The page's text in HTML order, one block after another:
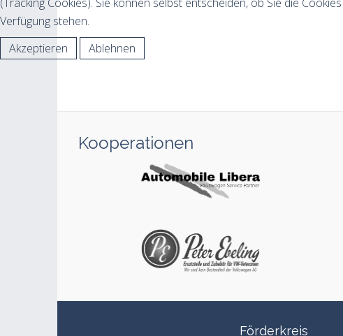
Kooperationen
Förderkreis
Verfügung stehen.
Akzeptieren
Ablehnen